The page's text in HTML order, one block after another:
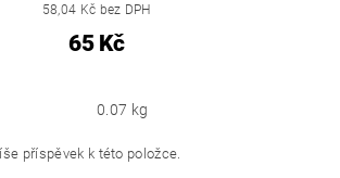
58,04 Kč bez DPH
65 Kč
0.07 kg
příspěvek k této položce.